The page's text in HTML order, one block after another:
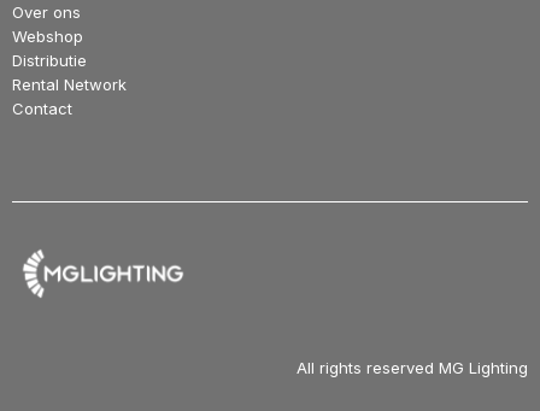
Over ons
Webshop
Distributie
Rental Network
Contact
All rights reserved MG Lighting